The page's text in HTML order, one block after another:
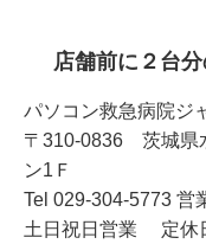
店舗前に２台
パソコン救急病院ジ
〒310-0836 茨城県
ン1Ｆ
Tel 029-304-5773
土日祝日営業 定休